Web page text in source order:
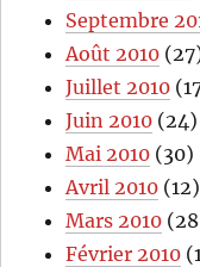
Septembre
Août 2010
Juillet 2010
Juin 2010 (24)
Mai 2010 (30)
Avril 2010 (12)
Mars 2010
Février 2010